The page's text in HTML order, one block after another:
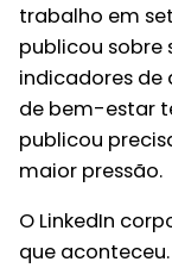
trabalho em
publicou sobre
indicadores de
de bem-estar
publicou
maior pressão.
O LinkedIn
que